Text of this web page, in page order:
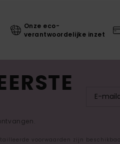
Onze eco-
verantwoordelijke inzet
voorwaarden zijn